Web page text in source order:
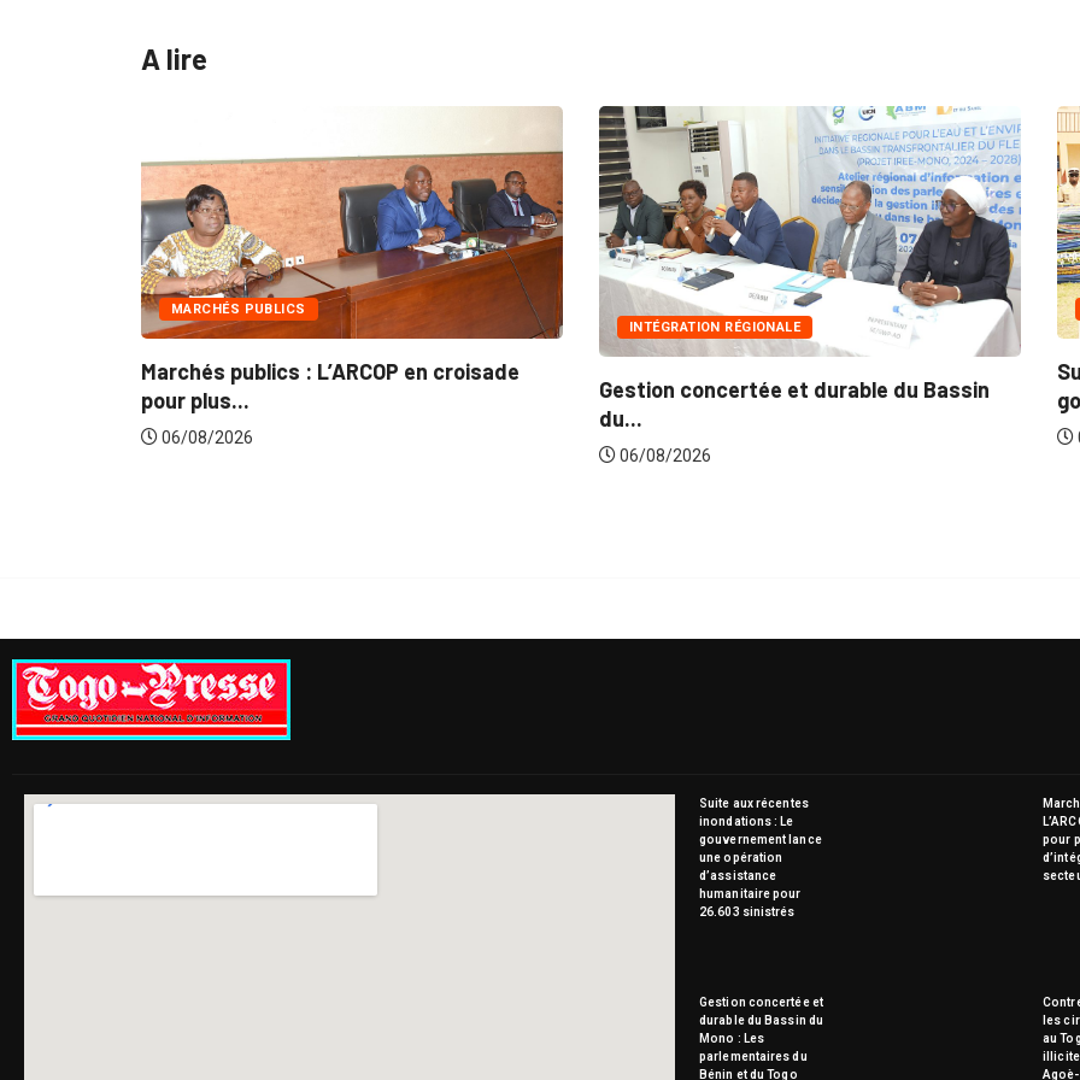
A lire
INTÉGRATION RÉGIONALE
Gestion concertée et durable du Bassin
du...
INNONDATIONS
gouvernement lance...
Suite aux récentes
inondations : Le
gouvernement lance
une opération
d’assistance
humanitaire pour
26.603 sinistrés
pour
Gestion concertée et
durable du Bassin du
Mono : Les
parlementaires du
Bénin et du Togo
les
au